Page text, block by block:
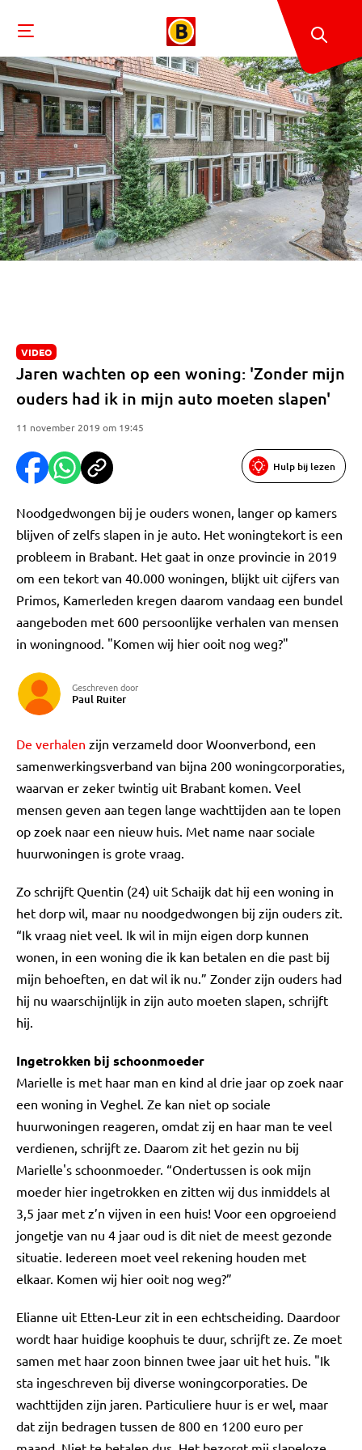
VIDEO
Jaren wachten op een woning: 'Zonder mijn
ouders had ik in mijn auto moeten slapen'
11 november 2019 om 19:45
Hulp bij lezen
Noodgedwongen bij je ouders wonen, langer op kamers
blijven of zelfs slapen in je auto. Het woningtekort is een
probleem in Brabant. Het gaat in onze provincie in 2019
om een tekort van 40.000 woningen, blijkt uit cijfers van
Primos, Kamerleden kregen daarom vandaag een bundel
aangeboden met 600 persoonlijke verhalen van mensen
in woningnood. "Komen wij hier ooit nog weg?"
Geschreven door
Paul Ruiter
De verhalen zijn verzameld door Woonverbond, een
samenwerkingsverband van bijna 200 woningcorporaties,
waarvan er zeker twintig uit Brabant komen. Veel
mensen geven aan tegen lange wachttijden aan te lopen
op zoek naar een nieuw huis. Met name naar sociale
huurwoningen is grote vraag.
Zo schrijft Quentin (24) uit Schaijk dat hij een woning in
het dorp wil, maar nu noodgedwongen bij zijn ouders zit.
“Ik vraag niet veel. Ik wil in mijn eigen dorp kunnen
wonen, in een woning die ik kan betalen en die past bij
mijn behoeften, en dat wil ik nu.” Zonder zijn ouders had
hij nu waarschijnlijk in zijn auto moeten slapen, schrijft
hij.
Ingetrokken bij schoonmoeder
Marielle is met haar man en kind al drie jaar op zoek naar
een woning in Veghel. Ze kan niet op sociale
huurwoningen reageren, omdat zij en haar man te veel
verdienen, schrijft ze. Daarom zit het gezin nu bij
Marielle's schoonmoeder. “Ondertussen is ook mijn
moeder hier ingetrokken en zitten wij dus inmiddels al
3,5 jaar met z’n vijven in een huis! Voor een opgroeiend
jongetje van nu 4 jaar oud is dit niet de meest gezonde
situatie. Iedereen moet veel rekening houden met
elkaar. Komen wij hier ooit nog weg?”
Elianne uit Etten-Leur zit in een echtscheiding. Daardoor
wordt haar huidige koophuis te duur, schrijft ze. Ze moet
samen met haar zoon binnen twee jaar uit het huis. "Ik
sta ingeschreven bij diverse woningcorporaties. De
wachttijden zijn jaren. Particuliere huur is er wel, maar
dat zijn bedragen tussen de 800 en 1200 euro per